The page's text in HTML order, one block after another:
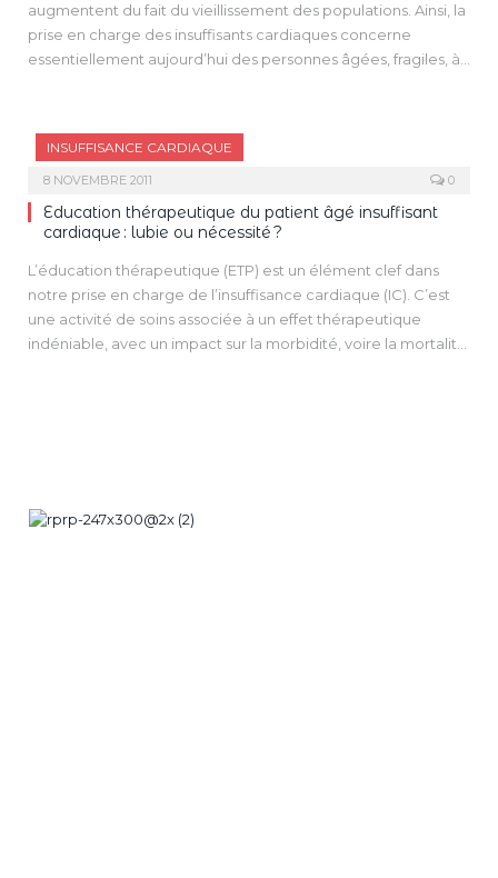
augmentent du fait du vieillissement des populations. Ainsi, la
prise en charge des insuffisants cardiaques concerne
essentiellement aujourd’hui des personnes âgées, fragiles, à
évitées, en particulier lorsqu’elles sont en rapport avec une
sortie mal organisée ou un suivi incomplet. Par conséquent,
la surveillance clinique et biologique doit être accrue chez le
sujet âgé, en particulier lors de la survenue d’un épisode aigu
(infection, déshydratation, ajout d’un nouveau traitement,
indispensable à la recherche d’éléments de mauvais
pronostic comme les troubles cognitifs, l’insuffisance rénale,
la dépression, la dénutrition, la perte d’autonomie ou
l’isolement social.
INSUFFISANCE CARDIAQUE
8 NOVEMBRE 2011 0
Education thérapeutique du patient âgé insuffisant
cardiaque : lubie ou nécessité ?
L’éducation thérapeutique (ETP) est un élément clef dans
notre prise en charge de l’insuffisance cardiaque (IC). C’est
une activité de soins associée à un effet thérapeutique
indéniable, avec un impact sur la morbidité, voire la mortalité
programmes d’ETP est souvent assez facile… A nous d’y